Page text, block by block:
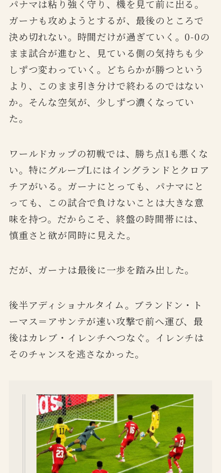
パナマは粘り強く守り、機を見て前に出る。
ガーナも攻めようとするが、最後のところで
決め切れない。時間だけが過ぎていく。0-0の
まま試合が進むと、見ている側の気持ちも少
しずつ変わっていく。どちらかが勝つという
より、このまま引き分けで終わるのではない
か。そんな空気が、少しずつ濃くなってい
た。
ワールドカップの初戦では、勝ち点1も悪くな
い。特にグループLにはイングランドとクロア
チアがいる。ガーナにとっても、パナマにと
っても、この試合で負けないことは大きな意
味を持つ。だからこそ、終盤の時間帯には、
慎重さと欲が同時に見えた。
だが、ガーナは最後に一歩を踏み出した。
後半アディショナルタイム。ブランドン・ト
ーマス＝アサンテが速い攻撃で前へ運び、最
後はカレブ・イレンチへつなぐ。イレンチは
そのチャンスを逃さなかった。